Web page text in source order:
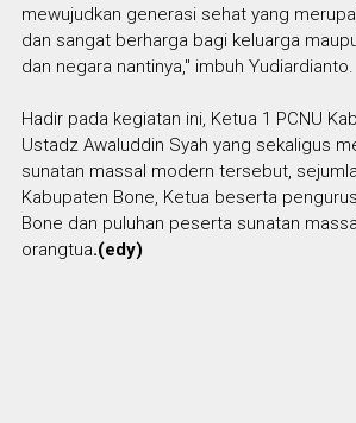
mewujudkan generasi sehat yang
dan sangat berharga bagi keluarga
dan negara nantinya," imbuh Yudiardianto.
Hadir pada kegiatan ini, Ketua 1 PCNU
Ustadz Awaluddin Syah yang sekaligus
sunatan massal modern tersebut,
Kabupaten Bone, Ketua beserta
Bone dan puluhan peserta sunatan
orangtua.(edy)